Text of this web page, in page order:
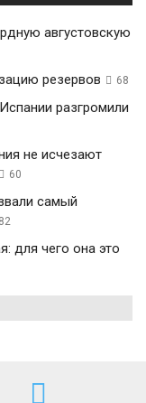
августовскую
резервов 68
разгромили
не исчезают
60
самый
82
для чего она это